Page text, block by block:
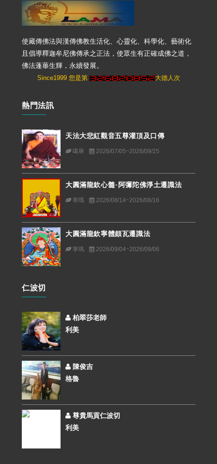
使藏傳佛法與漢傳佛教生活化、心靈化、科學化、藝術化
且倡導釋迦牟尼佛傳承之正法，使眾生有正確成佛之道，
佛法蓬蓽生輝，永續發展。
Since1999 您是第 大德人次
熱門法訊
天法大悲紅觀音五尊灌頂及口傳
噶舉 2026/07/05~2026/09/25
大圓滿龍欽心髓-阿彌陀佛淨土遷識法
寧瑪 2026/08/14~2026/08/16
大圓滿龍欽寧體頗瓦遷識法
寧瑪 2026/09/04~2026/09/06
仁波切
柏翠莎老師
利美
陳俊吉
格魯
尊貴馬貢仁波切
利美